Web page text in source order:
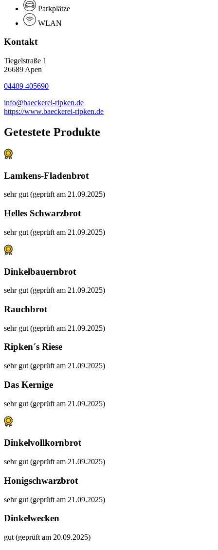
Parkplätze
WLAN
Kontakt
Tiegelstraße 1
26689 Apen
04489 405690
info@baeckerei-ripken.de
https://www.baeckerei-ripken.de
Getestete Produkte
Lamkens-Fladenbrot
sehr gut (geprüft am 21.09.2025)
Helles Schwarzbrot
sehr gut (geprüft am 21.09.2025)
Dinkelbauernbrot
sehr gut (geprüft am 21.09.2025)
Rauchbrot
sehr gut (geprüft am 21.09.2025)
Ripken´s Riese
sehr gut (geprüft am 21.09.2025)
Das Kernige
sehr gut (geprüft am 21.09.2025)
Dinkelvollkornbrot
sehr gut (geprüft am 21.09.2025)
Honigschwarzbrot
sehr gut (geprüft am 21.09.2025)
Dinkelwecken
gut (geprüft am 20.09.2025)